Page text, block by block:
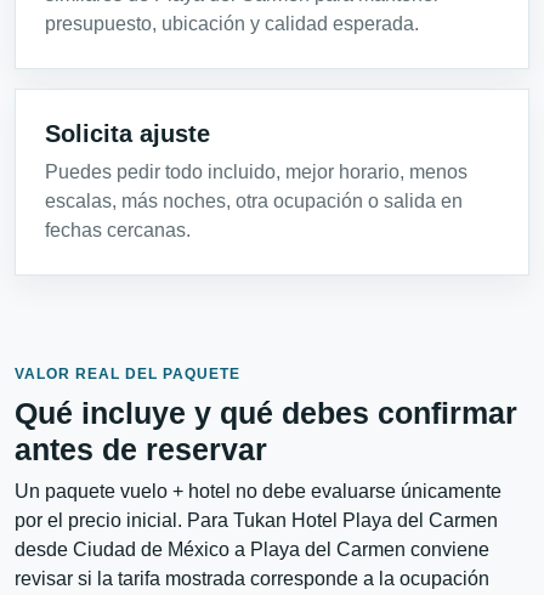
presupuesto, ubicación y calidad esperada.
Solicita ajuste
Puedes pedir todo incluido, mejor horario, menos
escalas, más noches, otra ocupación o salida en
fechas cercanas.
VALOR REAL DEL PAQUETE
Qué incluye y qué debes confirmar
antes de reservar
Un paquete vuelo + hotel no debe evaluarse únicamente
por el precio inicial. Para Tukan Hotel Playa del Carmen
desde Ciudad de México a Playa del Carmen conviene
revisar si la tarifa mostrada corresponde a la ocupación